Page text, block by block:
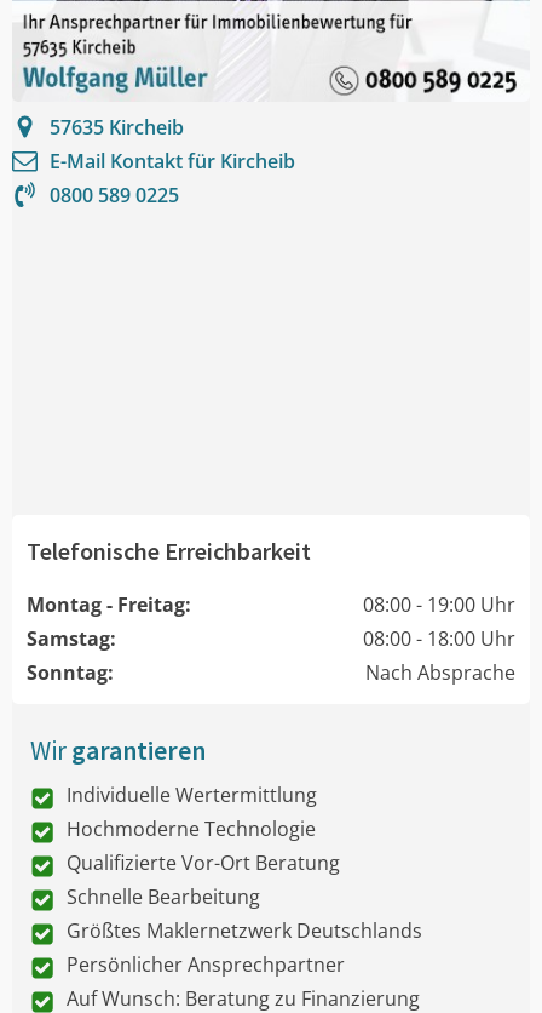
57635 Kircheib
E-Mail Kontakt für Kircheib
0800 589 0225
Telefonische Erreichbarkeit
Montag - Freitag:
08:00 - 19:00 Uhr
Samstag:
08:00 - 18:00 Uhr
Sonntag:
Nach Absprache
Wirgarantieren
Individuelle Wertermittlung
Hochmoderne Technologie
Qualifizierte Vor-Ort Beratung
Schnelle Bearbeitung
Größtes Maklernetzwerk Deutschlands
Persönlicher Ansprechpartner
Auf Wunsch: Beratung zu Finanzierung